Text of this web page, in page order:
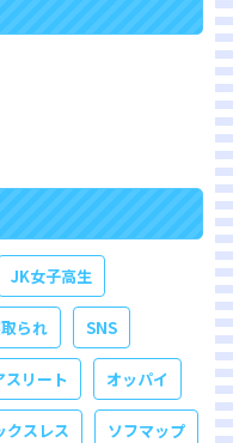
JK女子高生
られ SNS
スリート オッパイ
クスレス ソフマップ